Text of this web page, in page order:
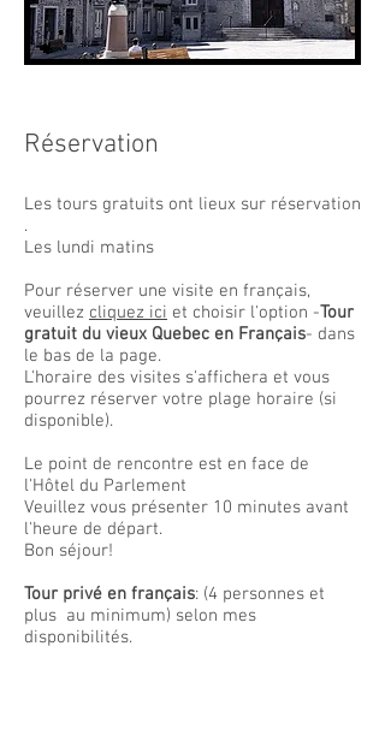
Réservation
Les tours gratuits ont lieux sur réservation
.
Les lundi matins
Pour réserver une visite en français,
veuillez cliquez ici et choisir l'option -Tour
gratuit du vieux Quebec en Français- dans
le bas de la page.
L'horaire des visites s'affichera et vous
pourrez réserver votre plage horaire (si
disponible).
Le point de rencontre est en face de
l'Hôtel du Parlement
Veuillez vous présenter 10 minutes avant
l'heure de départ.
Bon séjour!
Tour privé en français: (4 personnes et
plus au minimum) selon mes
disponibilités.